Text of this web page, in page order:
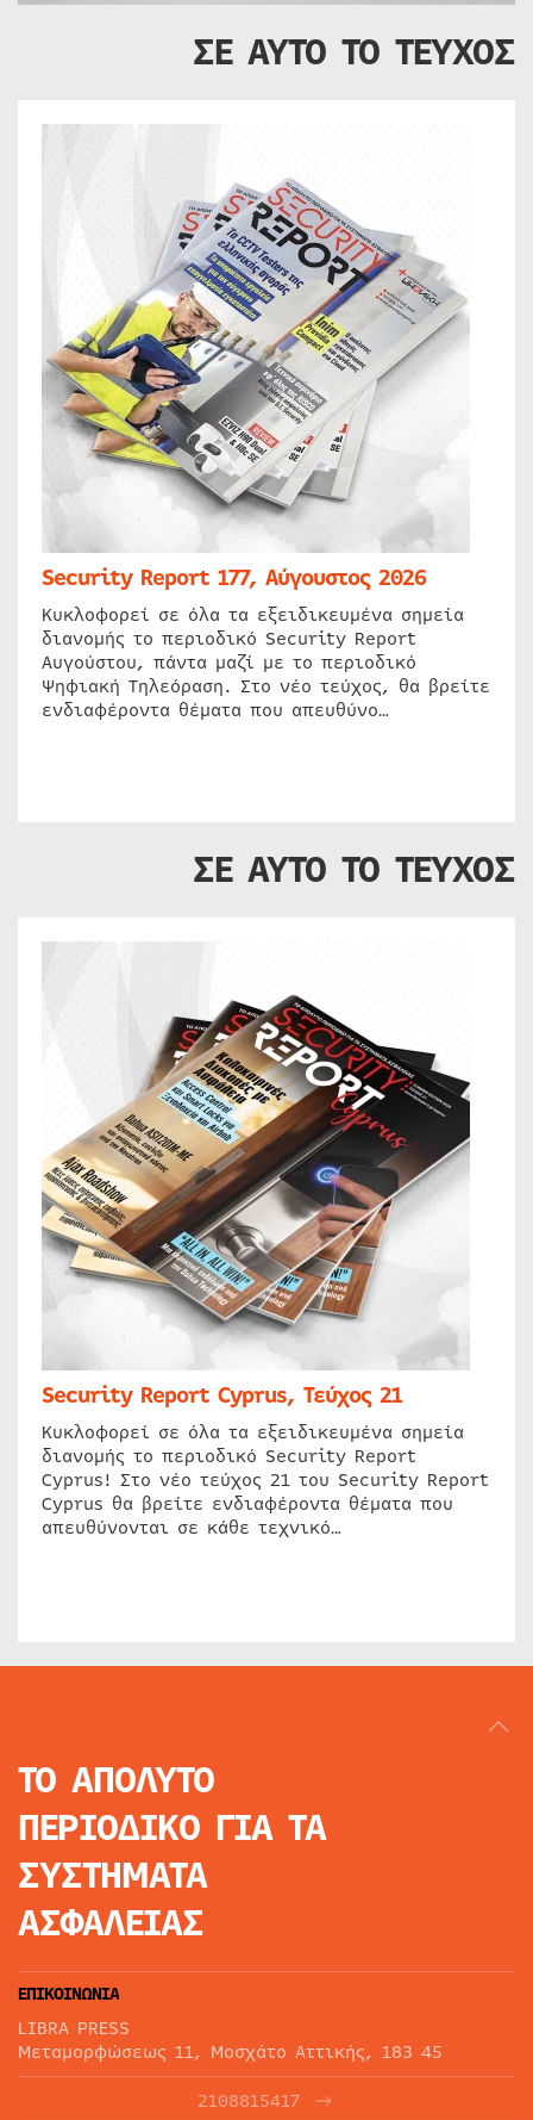
ΣΕ ΑΥΤΟ ΤΟ ΤΕΥΧΟΣ
Security Report 177, Αύγουστος 2026
Κυκλοφορεί σε όλα τα εξειδικευμένα σημεία
διανομής το περιοδικό Security Report
Αυγούστου, πάντα μαζί με το περιοδικό
Ψηφιακή Τηλεόραση. Στο νέο τεύχος, θα βρείτε
ενδιαφέροντα θέματα που απευθύνο…
ΣΕ ΑΥΤΟ ΤΟ ΤΕΥΧΟΣ
Security Report Cyprus, Τεύχος 21
Κυκλοφορεί σε όλα τα εξειδικευμένα σημεία
διανομής το περιοδικό Security Report
Cyprus! Στο νέο τεύχος 21 του Security Report
Cyprus θα βρείτε ενδιαφέροντα θέματα που
απευθύνονται σε κάθε τεχνικό…
ΤΟ ΑΠΟΛΥΤΟ
ΠΕΡΙΟΔΙΚΟ ΓΙΑ ΤΑ
ΣΥΣΤΗΜΑΤΑ
ΑΣΦΑΛΕΙΑΣ
ΕΠΙΚΟΙΝΩΝΙΑ
LIBRA PRESS
Μεταμορφώσεως 11, Μοσχάτο Αττικής, 183 45
2108815417